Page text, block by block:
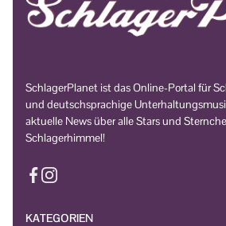
SchlagerPlanet ist das Online-Portal für
und deutschsprachige
aktuelle News über alle Stars und
Schlagerhimmel!
KATEGORIEN